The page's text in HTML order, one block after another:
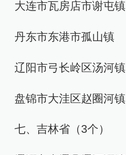
大连市瓦房店市谢屯镇
丹东市东港市孤山镇
辽阳市弓长岭区汤河镇
盘锦市大洼区赵圈河镇
七、吉林省（3个）